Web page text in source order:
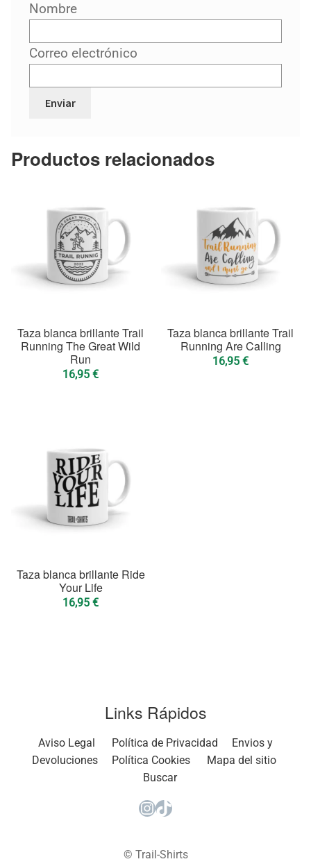
Nombre
Correo electrónico
Productos relacionados
Taza blanca brillante Trail
Running The Great Wild
Run
16,95 €
Taza blanca brillante Trail
Running Are Calling
16,95 €
Taza blanca brillante Ride
Your Life
16,95 €
Links Rápidos
Aviso Legal Política de Privacidad
Envios y
Devoluciones
Política Cookies
Mapa del sitio
Buscar
Instagram
TikTok
© Trail-Shirts